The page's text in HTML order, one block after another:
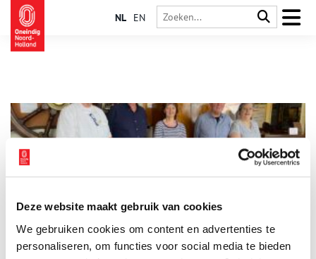
Deze website maakt gebruik van cookies
We gebruiken cookies om content en advertenties te
personaliseren, om functies voor social media te bieden
NL EN
De Historische Kring Velsen organiseert elk jaar negen
lezingen, heeft een website, een beeldbank en een